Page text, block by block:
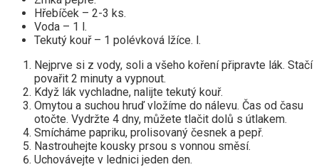
Hřebíček – 2-3 ks.
Voda – 1 l.
Tekutý kouř – 1 polévková lžíce. l.
Nejprve si z vody, soli a všeho koření připravte lák. Stačí
povařit 2 minuty a vypnout.
Když lák vychladne, nalijte tekutý kouř.
Omytou a suchou hruď vložíme do nálevu. Čas od času
otočte. Vydržte 4 dny, můžete tlačit dolů s útlakem.
Smícháme papriku, prolisovaný česnek a pepř.
Nastrouhejte kousky prsou s vonnou směsí.
Uchovávejte v lednici jeden den.